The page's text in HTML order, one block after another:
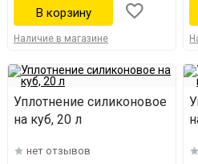
Наличие в магазине
Уплотнение силиконовое
на куб, 20 л
нет отзывов